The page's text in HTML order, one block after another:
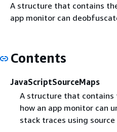
A structure that contains
app monitor can
Contents
JavaScriptSourceMaps
A structure that
how an app monitor can
stack traces using source